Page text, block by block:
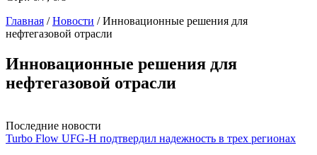
Главная /Новости /Инновационные решения для
нефтегазовой отрасли
Инновационные решения для
нефтегазовой отрасли
Последние новости
Turbo Flow UFG-H подтвердил надежность в трех регионах